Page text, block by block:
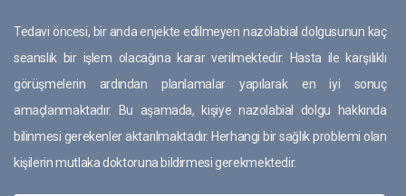
Tedavi öncesi, bir anda enjekte edilmeyen nazolabial dolgusunun kaç
seanslık bir işlem olacağına karar verilmektedir. Hasta ile karşılıklı
görüşmelerin ardından planlamalar yapılarak en iyi sonuç
amaçlanmaktadır. Bu aşamada, kişiye nazolabial dolgu hakkında
bilinmesi gerekenler aktarılmaktadır. Herhangi bir sağlık problemi olan
kişilerin mutlaka doktoruna bildirmesi gerekmektedir.